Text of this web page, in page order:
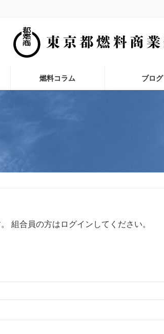
燃料コラム ブログ
組合員の方はログインしてください。